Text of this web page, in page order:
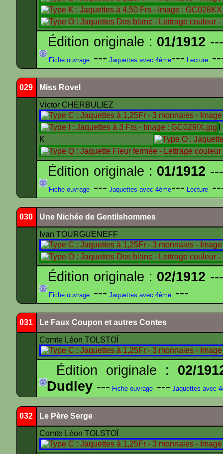
Édition originale : 01/1912
Fiche ouvrage --- Jaquettes avec 4ème--- Lecture
029 Miss Rovel
Victor CHERBULIEZ
K
Édition originale : 01/1912
Fiche ouvrage --- Jaquettes avec 4ème--- Lecture
030 Une Nichée de Gentilshommes
Ivan TOURGUENEFF
Édition originale : 02/1912
Fiche ouvrage --- Jaquettes avec 4ème ---
031 Le Faux Coupon et autres Contes
Comte Léon TOLSTOÏ
Édition originale : 02/
Dudley --- Fiche ouvrage --- Jaquettes avec
032 Le Père Serge
Comte Léon TOLSTOÏ